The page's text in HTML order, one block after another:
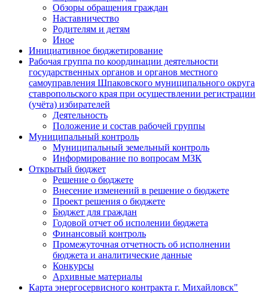
Обзоры обращения граждан
Наставничество
Родителям и детям
Иное
Инициативное бюджетирование
Рабочая группа по координации деятельности
государственных органов и органов местного
самоуправления Шпаковского муниципального округа
ставропольского края при осуществлении регистрации
(учёта) избирателей
Деятельность
Положение и состав рабочей группы
Муниципальный контроль
Муниципальный земельный контроль
Информирование по вопросам МЗК
Открытый бюджет
Решение о бюджете
Внесение изменений в решение о бюджете
Проект решения о бюджете
Бюджет для граждан
Годовой отчет об исполении бюджета
Финансовый контроль
Промежуточная отчетность об исполнении
бюджета и аналитические данные
Конкурсы
Архивные материалы
Карта энергосервисного контракта г. Михайловск"